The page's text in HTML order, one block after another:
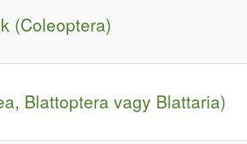
(Coleoptera)
Blattoptera vagy Blattaria)